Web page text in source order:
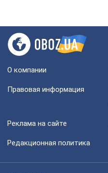
О компании
Правовая информация
Реклама на сайте
Редакционная политика